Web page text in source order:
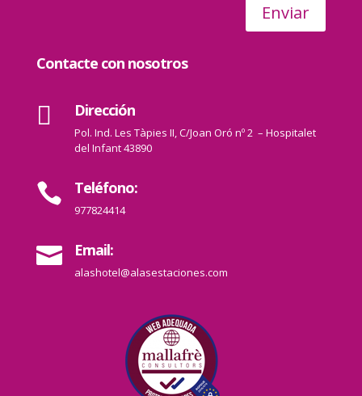
Enviar
Contacte con nosotros
 Dirección
Pol. Ind. Les Tàpies II, C/Joan Oró nº 2 – Hospitalet
del Infant 43890
 Teléfono:
977824414
 Email:
alashotel@alasestaciones.com